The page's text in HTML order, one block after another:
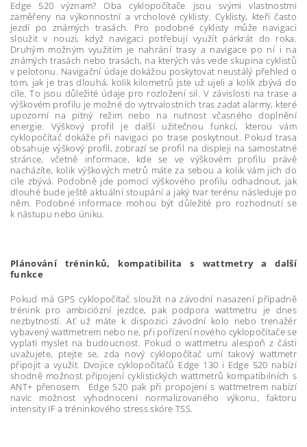
Edge 520 význam? Oba cyklopočítače jsou svými vlastnostmi
zaměřeny na výkonnostní a vrcholové cyklisty. Cyklisty, kteří často
jezdí po známých trasách. Pro podobné cyklisty může navigaci
sloužit v nouzi, když navigaci potřebují využít párkrát do roka.
Druhým možným využitím je nahrání trasy a navigace po ní i na
známých trasách nebo trasách, na kterých vás vede skupina cyklistů
v pelotonu. Navigační údaje dokážou poskytovat neustálý přehled o
tom, jak je tras dlouhá, kolik kilometrů jste už ujeli a kolik zbývá do
cíle. To jsou důležité údaje pro rozložení sil. V závislosti na trase a
výškovém profilu je možné do vytrvalostních tras zadat alarmy, které
upozorní na pitný režim nebo na nutnost včasného doplnění
energie. Výškový profil je další užitečnou funkcí, kterou vám
cyklopočítač dokáže při navigaci po trase poskytnout. Pokud trasa
obsahuje výškový profil, zobrazí se profil na displeji na samostatné
stránce, včetně informace, kde se ve výškovém profilu právě
nacházíte, kolik výškových metrů máte za sebou a kolik vám jich do
cíle zbývá. Podobně jde pomocí výškového profilu odhadnout, jak
dlouhé bude ještě aktuální stoupání a jaký tvar terénu následuje po
něm. Podobné informace mohou být důležité pro rozhodnutí se
k nástupu nebo úniku.
Plánování tréninků, kompatibilita s wattmetry a další
funkce
Pokud má GPS cyklopočítač sloužit na závodní nasazení případně
trénink pro ambiciózní jezdce, pak podpora wattmetru je dnes
nezbytností. Ať už máte k dispozici závodní kolo nebo trenažér
vybavený wattmetrem nebo ne, při pořízení nového cyklopočítače se
vyplatí myslet na budoucnost. Pokud o wattmetru alespoň z části
uvažujete, ptejte se, zda nový cyklopočítač umí takový wattmetr
připojit a využít. Dvojice cyklopočítačů Edge 130 i Edge 520 nabízí
shodně možnost připojení cyklistických wattmetrů kompatibilních s
ANT+ přenosem. Edge 520 pak při propojení s wattmetrem nabízí
navíc možnost vyhodnocení normalizovaného výkonu, faktoru
intensity IF a tréninkového stress skóre TSS.